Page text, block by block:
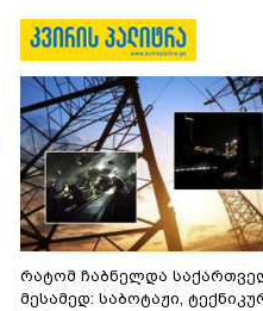
რატომ ჩაბნელდა
მესამედ: საბოტაჟი,